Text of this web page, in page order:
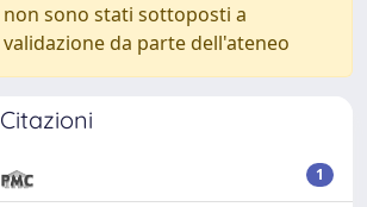
non sono stati sottoposti a
validazione da parte dell'ateneo
Citazioni
1